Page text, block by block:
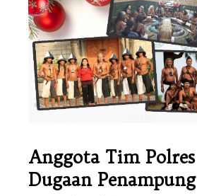
Anggota Tim
Dugaan